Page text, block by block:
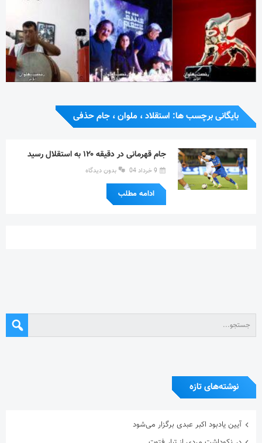
بایگانی برچسب ها: استقلاد ، ملوان ، جام حذفی
جام قهرمانی در دقیقه ۱۲۰ به استقلال رسید
9 خرداد 04 بدون دیدگاه
ادامه مطلب
نوشته‌های تازه
آیین یادبود اکبر عبدی برگزار می‌شود